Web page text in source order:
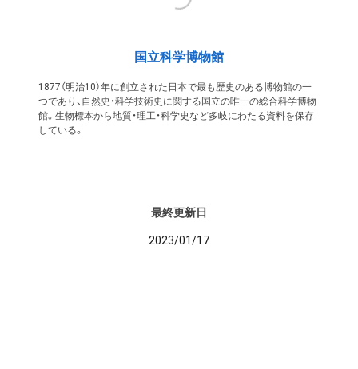
国立科学博物館
1877（明治10）年に創立された日本で最も歴史のある博物館の一
つであり、自然史・科学技術史に関する国立の唯一の総合科学博物
館。生物標本から地質・理工・科学史など多岐にわたる資料を保存
している。
最終更新日
2023/01/17